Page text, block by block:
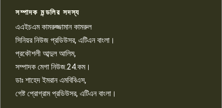
১০
সহযোগিতার আশ্বাস ভূমিমন্ত্রীর
সম্পাদক মন্ডলির সদস্য
এএইচএম কামরুজ্জামান কামরুল
সিনিয়র নিউজ প্রডিউসর, এটিএন বাংলা।
প্রকৌশলী আব্দুল আলিম,
সম্পাদক মেগা নিউজ.24.কম।
ডাঃ শাহেদ ইমরান এমবিবিএস,
গেষ্ট প্রোগ্রাম প্রডিউসর, এটিএন বাংলা।